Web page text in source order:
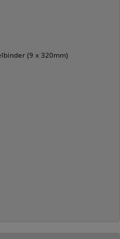
(9 x 320mm)